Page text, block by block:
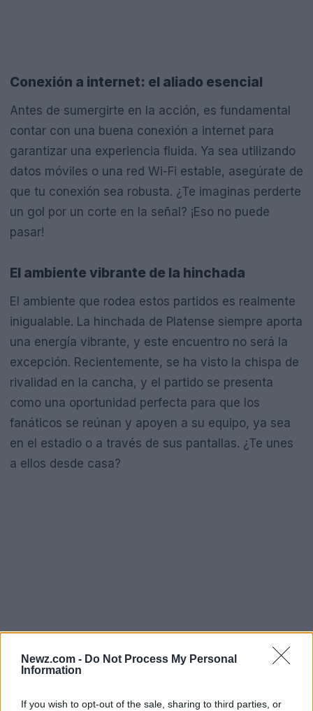
Newz.com - Do Not Process My Personal
Information
If you wish to opt-out of the sale, sharing to third parties, or
Conexión a internet: el aliado esencial
Antes de sumergirte en la acción, es fundamental
contar con una buena conexión a internet para
garantizar una experiencia fluida. Ya sea utilizando
datos móviles o una red Wi-Fi estable, asegúrate de
que tu conexión sea robusta. ¿Te imaginas perderte
un gol por un corte en la señal? ¡Eso no puede
pasar!
El ambiente vibrante de la hinchada
El ambiente que rodea estos partidos es realmente
inigualable. La hinchada de Platense siempre aporta
una energía vibrante, y este encuentro no será la
excepción. Recientemente, se ha visto la chispa de
rivalidad en la cancha, y el partido se presenta
como una oportunidad perfecta para que los
fanáticos se reúnan y apoyen a su equipo, ya sea
en el estadio o a través de sus pantallas. ¿Te unes
a ellos desde casa?